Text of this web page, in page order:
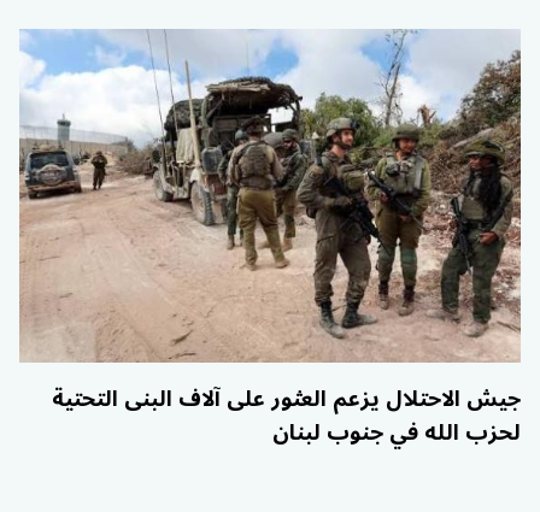
جيش الاحتلال يزعم العثور على آلاف البنى التحتية
لحزب الله في جنوب لبنان